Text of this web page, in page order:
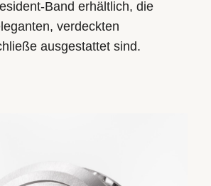
Band erhältlich, die
verdeckten
ausgestattet sind.